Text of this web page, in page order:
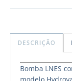
DESCRIÇÃO
Bomba LNES